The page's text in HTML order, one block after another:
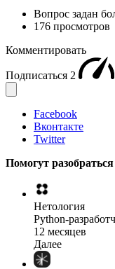
Вопрос задан
176 просмотров
Комментировать
Подписаться 2
Facebook
Вконтакте
Twitter
Помогут
Нетология
Python-
12 месяцев
Далее